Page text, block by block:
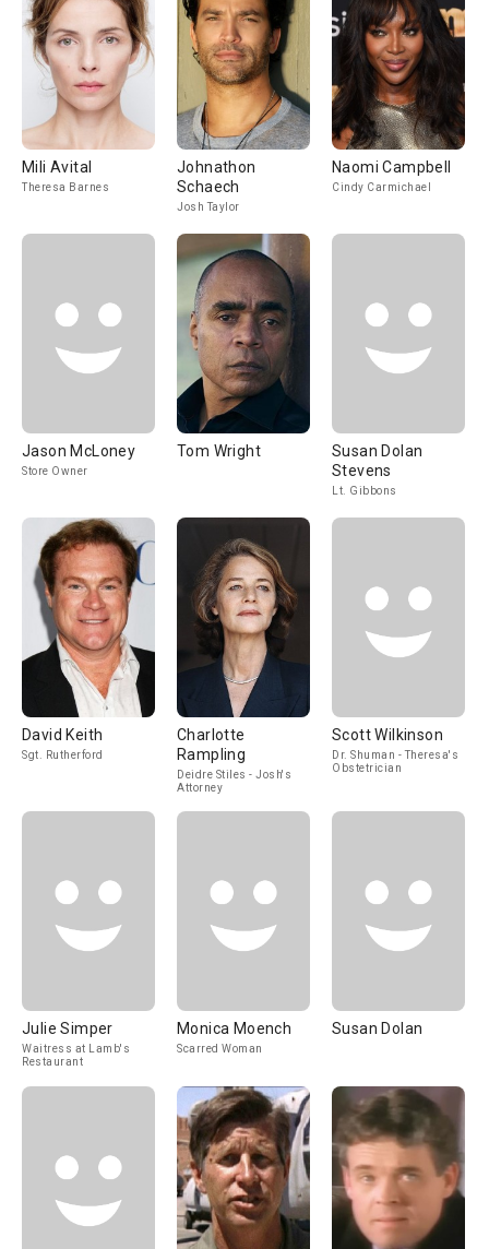
Mili Avital
Theresa Barnes
Johnathon
Schaech
Josh Taylor
Naomi Campbell
Cindy Carmichael
Jason McLoney
Store Owner
Tom Wright
Susan Dolan
Stevens
Lt. Gibbons
David Keith
Sgt. Rutherford
Charlotte
Rampling
Deidre Stiles - Josh's
Attorney
Scott Wilkinson
Dr. Shuman - Theresa's
Obstetrician
Julie Simper
Waitress at Lamb's
Restaurant
Monica Moench
Scarred Woman
Susan Dolan